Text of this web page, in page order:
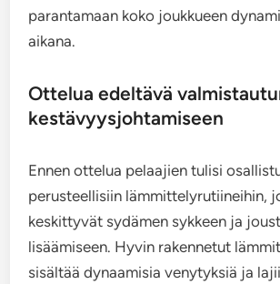
parantamaan koko joukkueen
aikana.
Ottelua edeltävä
kestävyysjohtamiseen
Ennen ottelua pelaajien tulisi
perusteellisiin lämmittelyrutiineihin,
keskittyvät sydämen sykkeen ja
lisäämiseen. Hyvin rakennetut
sisältää dynaamisia venytyksiä ja